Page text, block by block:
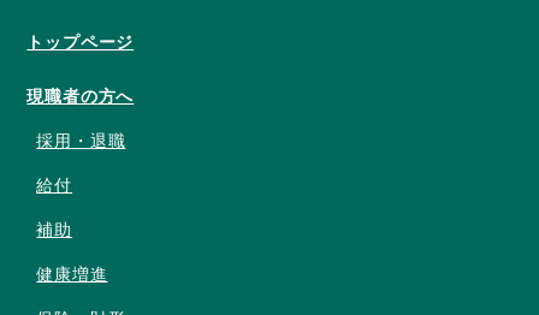
トップページ
現職者の方へ
採用・退職
給付
補助
健康増進